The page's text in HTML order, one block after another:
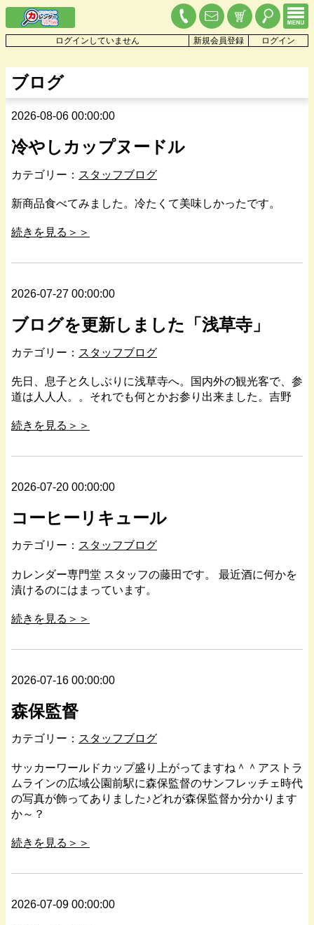
ログインしていません 新規会員登録 ログイン
ブログ
2026-08-06 00:00:00
冷やしカップヌードル
カテゴリー： スタッフブログ
新商品食べてみました。冷たくて美味しかったです。
続きを見る＞＞
2026-07-27 00:00:00
ブログを更新しました「浅草寺」
カテゴリー： スタッフブログ
先日、息子と久しぶりに浅草寺へ。国内外の観光客で、参
道は人人人。。それでも何とかお参り出来ました。吉野
続きを見る＞＞
2026-07-20 00:00:00
コーヒーリキュール
カテゴリー： スタッフブログ
カレンダー専門堂 スタッフの藤田です。 最近酒に何かを
漬けるのにはまっています。
続きを見る＞＞
2026-07-16 00:00:00
森保監督
カテゴリー： スタッフブログ
サッカーワールドカップ盛り上がってますね＾＾アストラ
ムラインの広域公園前駅に森保監督のサンフレッチェ時代
の写真が飾ってありました♪どれが森保監督か分かります
か～？
続きを見る＞＞
2026-07-09 00:00:00